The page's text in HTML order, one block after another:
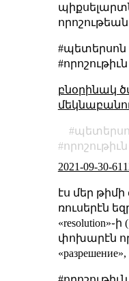
#պետերսոն
բնօրինակ
որոշութիւն
2021-09-30-
էս մեր թիմի
ռուսերէն
փոխարէն